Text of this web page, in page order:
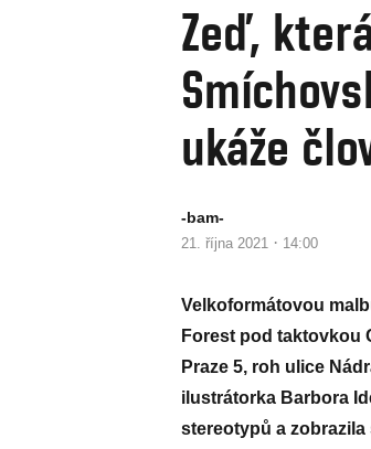
Zeď,
ukáže
-bam-
21. října 2021 · 14:00
Velkoformátovou
Forest pod taktovkou
Praze 5, roh ulice
ilustrátorka Barbora
stereotypů a